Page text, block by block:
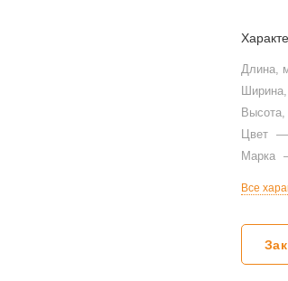
Длина,
Цвет
—
Марка
Все